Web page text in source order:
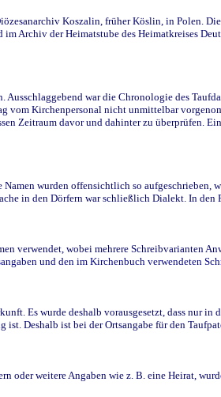
Koszalin, früher Köslin, in Polen.
Archiv der Heimatstube des Heimatkreises
war die Chronologie des
vom Kirchenpersonal nicht unmittelbar
Zeitraum davor und dahinter zu überprüfen.
wurden offensichtlich so aufgeschrieben,
in den Dörfern war schließlich Dialekt. In
verwendet, wobei mehrere Schreibvarianten
und den im Kirchenbuch verwendeten
Es wurde deshalb vorausgesetzt, dass nur
Deshalb ist bei der Ortsangabe für den
oder weitere Angaben wie z. B. eine Heirat,